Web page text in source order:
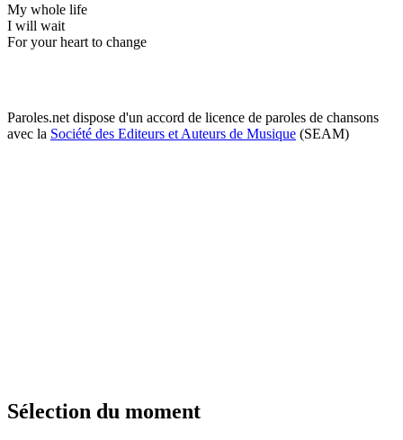
My whole life
I will wait
For your heart to change
Paroles.net dispose d'un accord de licence de paroles de chansons
avec la Société des Editeurs et Auteurs de Musique (SEAM)
Sélection du moment